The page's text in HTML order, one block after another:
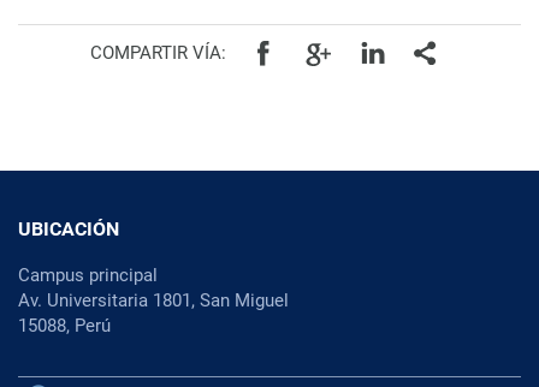
COMPARTIR VÍA:
UBICACIÓN
Campus principal
Av. Universitaria 1801, San Miguel
15088, Perú